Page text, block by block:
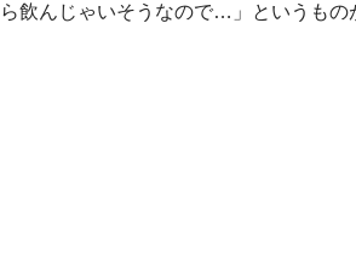
ら飲んじゃいそうなので…」というもの